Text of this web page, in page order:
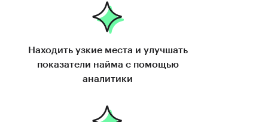
Находить узкие места и улучшать
показатели найма с помощью
аналитики